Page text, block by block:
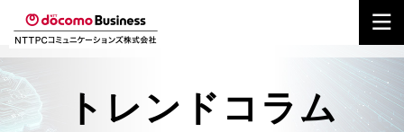
トレンドコラム